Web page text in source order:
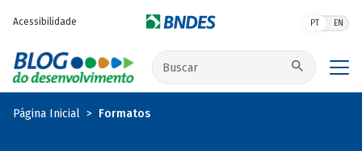
Acessibilidade PT EN
Buscar no site
Página Inicial Formatos